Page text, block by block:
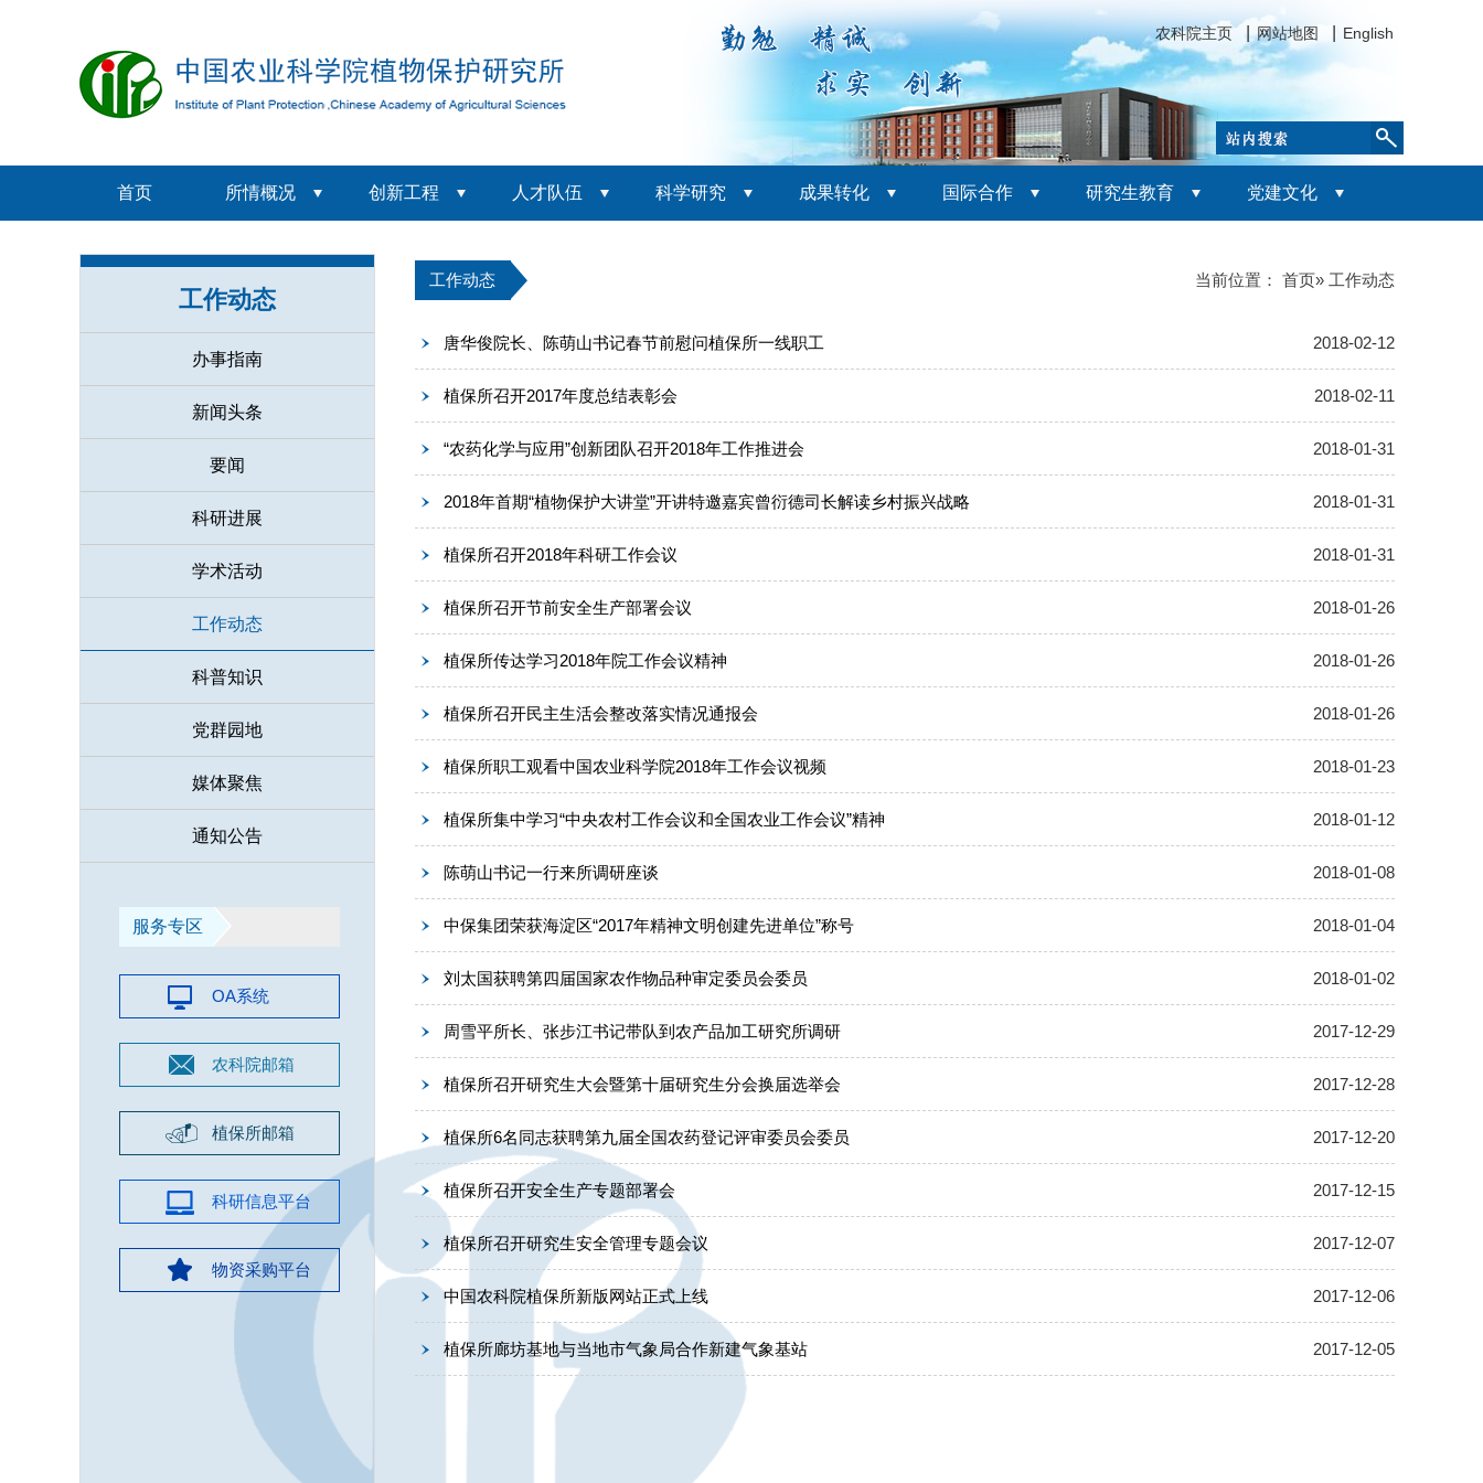
农科院主页 网站地图 English
首页 所情概况 创新工程 人才队伍 科学研究 成果转化 国际合作 研究生教育 党建文化
工作动态
办事指南
新闻头条
要闻
科研进展
学术活动
工作动态
科普知识
党群园地
媒体聚焦
通知公告
服务专区
OA系统
农科院邮箱
植保所邮箱
科研信息平台
物资采购平台
工作动态 当前位置： 首页» 工作动态
2018-02-12
唐华俊院长、陈萌山书记春节前慰问植保所一线职工
2018-02-11
植保所召开2017年度总结表彰会
2018-01-31
“农药化学与应用”创新团队召开2018年工作推进会
2018-01-31
2018年首期“植物保护大讲堂”开讲特邀嘉宾曾衍德司长解读乡村振兴战略
2018-01-31
植保所召开2018年科研工作会议
2018-01-26
植保所召开节前安全生产部署会议
2018-01-26
植保所传达学习2018年院工作会议精神
2018-01-26
植保所召开民主生活会整改落实情况通报会
2018-01-23
植保所职工观看中国农业科学院2018年工作会议视频
2018-01-12
植保所集中学习“中央农村工作会议和全国农业工作会议”精神
2018-01-08
陈萌山书记一行来所调研座谈
2018-01-04
中保集团荣获海淀区“2017年精神文明创建先进单位”称号
2018-01-02
刘太国获聘第四届国家农作物品种审定委员会委员
2017-12-29
周雪平所长、张步江书记带队到农产品加工研究所调研
2017-12-28
植保所召开研究生大会暨第十届研究生分会换届选举会
2017-12-20
植保所6名同志获聘第九届全国农药登记评审委员会委员
2017-12-15
植保所召开安全生产专题部署会
2017-12-07
植保所召开研究生安全管理专题会议
2017-12-06
中国农科院植保所新版网站正式上线
2017-12-05
植保所廊坊基地与当地市气象局合作新建气象基站